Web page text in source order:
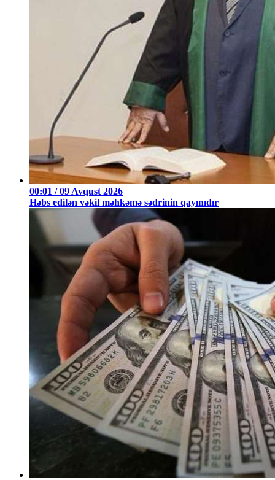
00:01 / 09 Avqust 2026
Həbs edilən vəkil məhkəmə sədrinin qayınıdır